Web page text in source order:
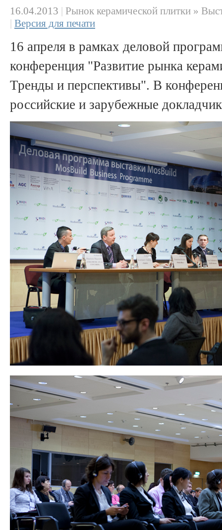
16.04.2013 | Рынок керамической плитки »
| Версия для печати
16 апреля в рамках деловой
конференция "Развитие рынка
Тренды и перспективы". В
российские и зарубежные